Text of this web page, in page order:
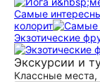
Самые
колорит
Экзотические
Экскурсии и
Классные места,